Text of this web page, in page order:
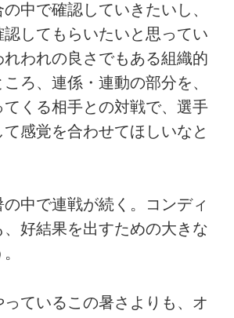
中で確認していきたいし、
してもらいたいと思ってい
れわれの良さでもある組織的
ろ、連係・連動の部分を、
くる相手との対戦で、選手
感覚を合わせてほしいなと
中で連戦が続く。コンディ
、好結果を出すための大きな
っているこの暑さよりも、オ